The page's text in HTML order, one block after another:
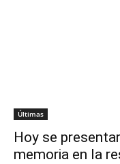
Últimas
Hoy se
memoria en la